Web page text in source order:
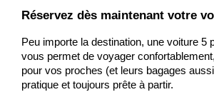
Réservez dès maintenant votre
Peu importe la destination, une voiture 5
vous permet de voyager
pour vos proches (et leurs bagages
pratique et toujours prête à partir.